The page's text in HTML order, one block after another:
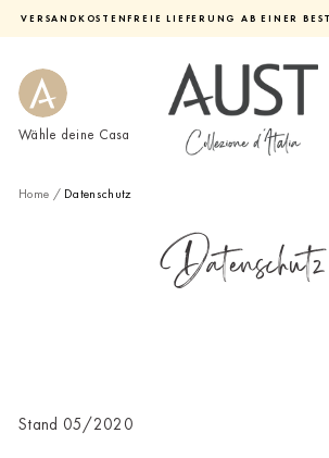
pausieren
VERSANDKOSTENFREIE LIEFERUNG AB EINER
Wähle deine Casa
Home / Datenschutz
Datenschutz
Stand 05/2020